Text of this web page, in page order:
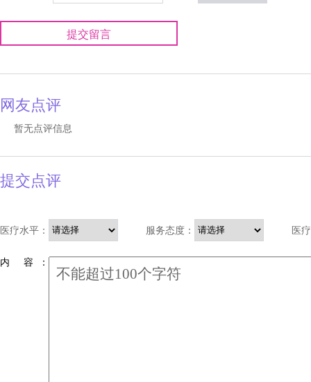
提交留言
网友点评
暂无点评信息
提交点评
医疗水平： 服务态度： 医
内 容 ：